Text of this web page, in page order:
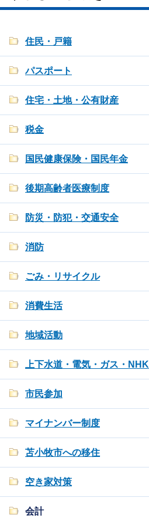
住民・戸籍
パスポート
住宅・土地・公有財産
税金
国民健康保険・国民年金
後期高齢者医療制度
防災・防犯・交通安全
消防
ごみ・リサイクル
消費生活
地域活動
上下水道・電気・ガス・NHK
市民参加
マイナンバー制度
苫小牧市への移住
空き家対策
会計